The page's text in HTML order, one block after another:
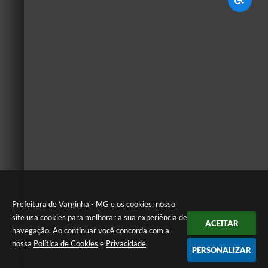
Prefeitura de Varginha - MG e os cookies: nosso
site usa cookies para melhorar a sua experiência de
navegação. Ao continuar você concorda com a
nossa Política de Cookies e Privacidade.
ACEITAR
PERSONALIZAR